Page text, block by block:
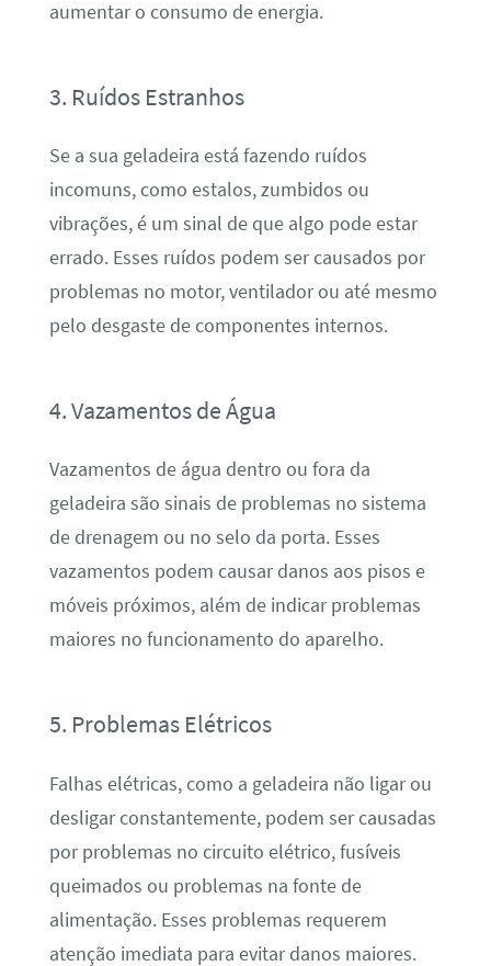
aumentar o consumo de energia.
3. Ruídos Estranhos
Se a sua geladeira está fazendo ruídos
incomuns, como estalos, zumbidos ou
vibrações, é um sinal de que algo pode estar
errado. Esses ruídos podem ser causados por
problemas no motor, ventilador ou até mesmo
pelo desgaste de componentes internos.
4. Vazamentos de Água
Vazamentos de água dentro ou fora da
geladeira são sinais de problemas no sistema
de drenagem ou no selo da porta. Esses
vazamentos podem causar danos aos pisos e
móveis próximos, além de indicar problemas
maiores no funcionamento do aparelho.
5. Problemas Elétricos
Falhas elétricas, como a geladeira não ligar ou
desligar constantemente, podem ser causadas
por problemas no circuito elétrico, fusíveis
queimados ou problemas na fonte de
alimentação. Esses problemas requerem
atenção imediata para evitar danos maiores.